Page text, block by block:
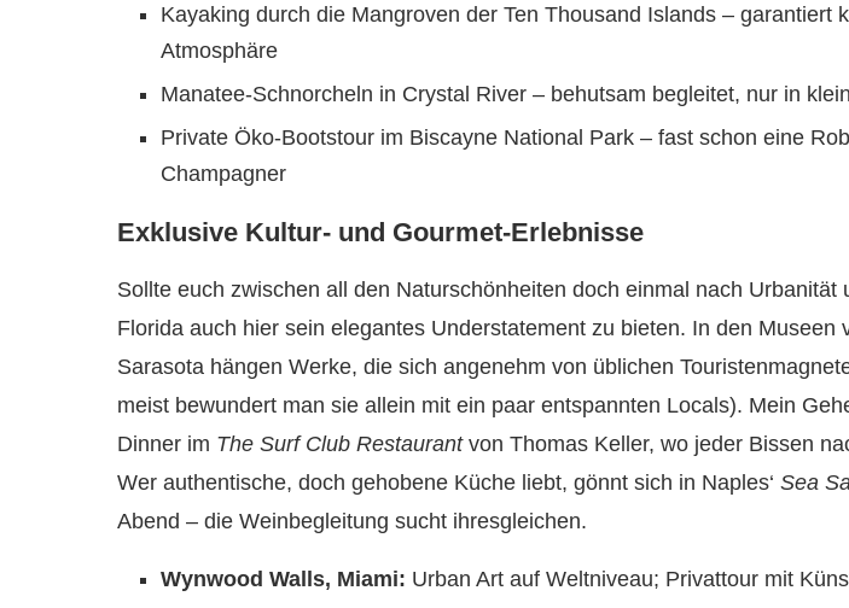
Kayaking durch die Mangroven der Ten Thousand Islands – garantiert
Atmosphäre
Manatee-Schnorcheln in Crystal River – behutsam begleitet, nur in
Private Öko-Bootstour im Biscayne National Park – fast schon eine
Champagner
Exklusive Kultur- und Gourmet-Erlebnisse
Sollte euch zwischen all den Naturschönheiten doch einmal nach Urbanität
Florida auch hier sein elegantes Understatement zu bieten. In den Museen
Sarasota hängen Werke, die sich angenehm von üblichen
meist bewundert man sie allein mit ein paar entspannten Locals). Mein
Dinner im The Surf Club Restaurantvon Thomas Keller, wo jeder Bissen
Wer authentische, doch gehobene Küche liebt, gönnt sich in Naples‘ Sea
Abend – die Weinbegleitung sucht ihresgleichen.
Wynwood Walls, Miami: Urban Art auf Weltniveau; Privattour mit